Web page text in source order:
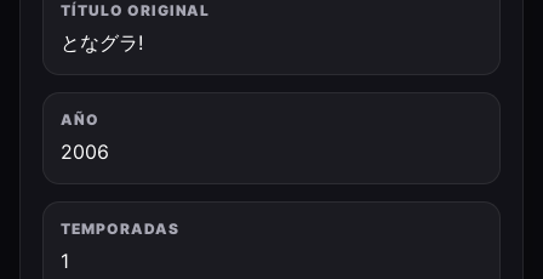
TÍTULO ORIGINAL
となグラ!
AÑO
2006
TEMPORADAS
1